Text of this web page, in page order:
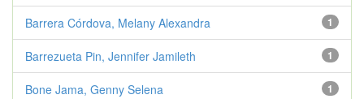
1
Barrera Córdova, Melany Alexandra
1
Barrezueta Pin, Jennifer Jamileth
1
Bone Jama, Genny Selena